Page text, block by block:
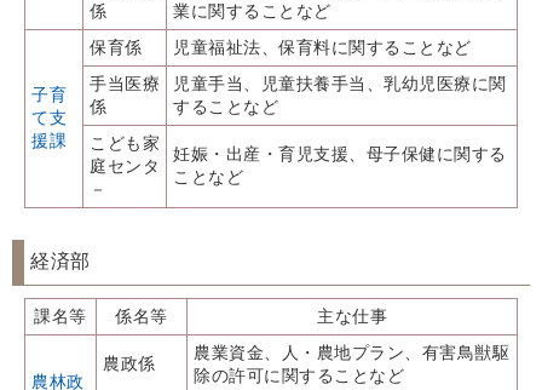
係
業に関することなど
子育
て支
援課
保育係
児童福祉法、保育料に関することなど
手当医療
係
児童手当、児童扶養手当、乳幼児医療に関
することなど
こども家
庭センタ
－
妊娠・出産・育児支援、母子保健に関する
ことなど
経済部
課名等 係名等 主な仕事
農林政
農政係
農業資金、人・農地プラン、有害鳥獣駆
除の許可に関することなど